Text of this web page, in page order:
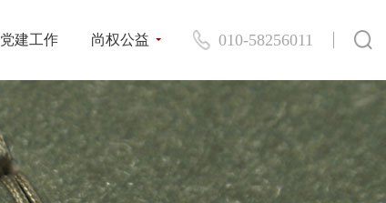
党建工作 尚权公益 010-58256011